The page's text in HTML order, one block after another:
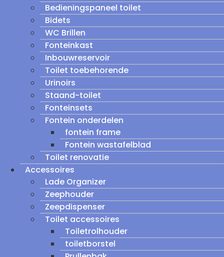
Bedieningspaneel toilet
Bidets
WC Brillen
Fonteinkast
Inbouwreservoir
Toilet toebehorende
Urinoirs
Staand-toilet
Fonteinsets
Fontein onderdelen
fontein frame
Fontein wastafelblad
Toilet renovatie
Accessoires
Lade Organizer
Zeephouder
Zeepdispenser
Toilet accessoires
Toiletrolhouder
toiletborstel